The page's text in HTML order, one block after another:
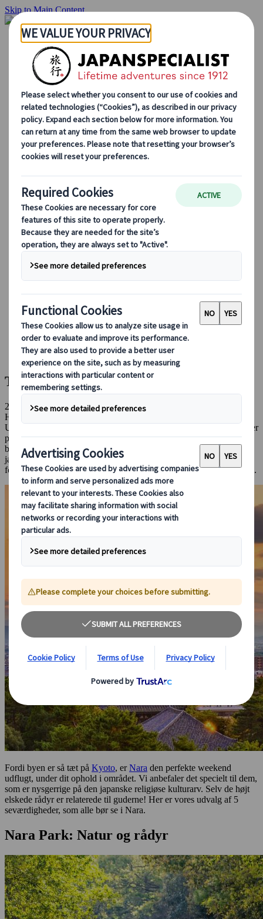
Skip to Main Content
Startside
Rejser
Individuelle rejser
Grupperejser
Kør-selv ferie
Udflugter
Skræddersyede grupperejser
Japan Rail Pass
Sådan arbejder vi
Om os
Vores team
Bliv en del af vores team
Sæsonbestemte rejsetips
Hovedattraktioner
Kulturelle indsigter
Kulinariske oplevelser
Opdag Japan i tog
Ofte stillede spørgsmål
Vigtige oplysninger
Etikette i Japan
Bilkørsel i Japan
Booking hos os
Japan Rail Pass
Indkvartering
Online rejserådgivning
Japanspecialist
Blog
Hovedattraktioner
To dage I Nara
To dage I Nara
27 feb. 2024
Hovedattraktioner
Uden tvivl, Nara er den japanske by for at se rådyr! Men byen byder
på meget mere: den har en imponerende historisk arv. Lokaliseret
blot 30 minutter udenfor Kyoto, deler den historie med den gamle
japanske by, som var landets hovedstad fra år 710 til 784. Følg os
for en weekend i naturens og historiens tegn, i den smukke by Nara.
Fordi byen er så tæt på Kyoto, erNara den perfekte weekend
udflugt, under dit ophold i området. Vi anbefaler det specielt til dem,
som er nysgerrige på den japanske religiøse kulturarv. Selv de højt
elskede rådyr er relaterede til guderne! Her er vores udvalg af 5
seværdigheder, som alle bør se i Nara.
Nara Park: Natur og rådyr